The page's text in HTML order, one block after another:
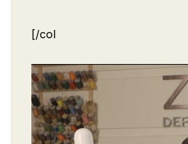
[/col